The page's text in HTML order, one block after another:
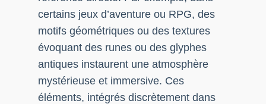
certains jeux d’aventure ou RPG, des
motifs géométriques ou des textures
évoquant des runes ou des glyphes
antiques instaurent une atmosphère
mystérieuse et immersive. Ces
éléments, intégrés discrètement dans